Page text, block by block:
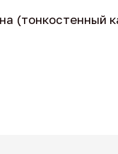
(тонкостенный